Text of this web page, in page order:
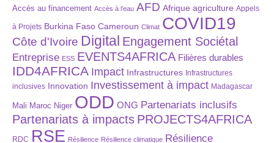
Accès au financement Accès à l’eau AFD Afrique agriculture Appels
à Projets Burkina Faso Cameroun Climat COVID19
Côte d'Ivoire Digital Engagement Sociétal
Entreprise ESS EVENTS4AFRICA Filières durables
IDD4AFRICA Impact Infrastructures Infrastructures
inclusives Innovation Investissement à impact Madagascar
Mali Maroc Niger ODD ONG Partenariats inclusifs
Partenariats à impacts PROJECTS4AFRICA
RDC RSE Résilience Résilience climatique Résilience